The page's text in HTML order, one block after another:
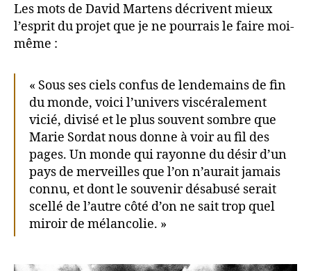
Les mots de David Martens décrivent mieux
l’esprit du projet que je ne pourrais le faire moi-
même :
« Sous ses ciels confus de lendemains de fin
du monde, voici l’univers viscéralement
vicié, divisé et le plus souvent sombre que
Marie Sordat nous donne à voir au fil des
pages. Un monde qui rayonne du désir d’un
pays de merveilles que l’on n’aurait jamais
connu, et dont le souvenir désabusé serait
scellé de l’autre côté d’on ne sait trop quel
miroir de mélancolie. »